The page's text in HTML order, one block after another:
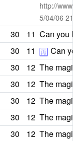
http://
5/04/06
30 11 Can you
30 11 再 Can
30 12 The
30 12 The
30 12 The
30 12 The
30 12 The